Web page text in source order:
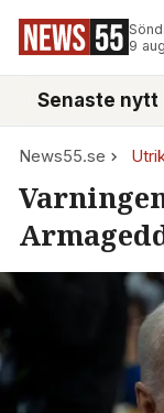
9
Senaste nytt
News55.se